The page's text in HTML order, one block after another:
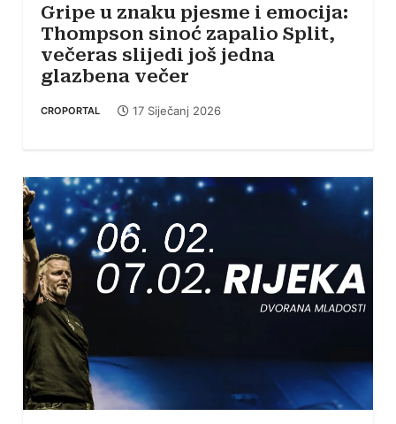
Gripe u znaku pjesme i emocija:
Thompson sinoć zapalio Split,
večeras slijedi još jedna
glazbena večer
CROPORTAL 17 Siječanj 2026